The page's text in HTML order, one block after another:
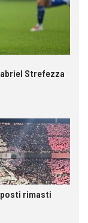
Strefezza
posti rimasti